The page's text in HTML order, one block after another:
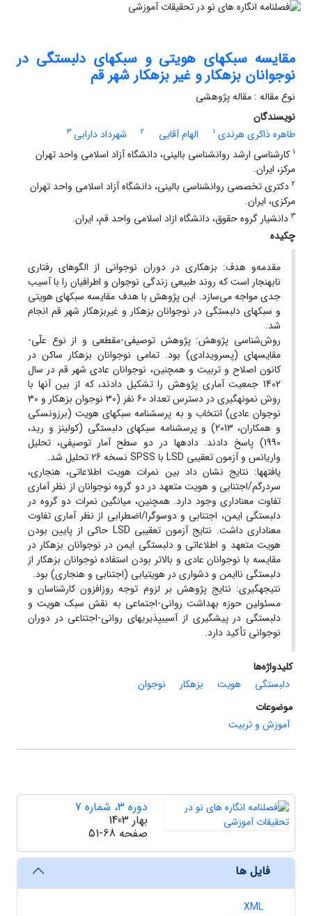
مقایسه سبک‏های هویتی و سبک‏های دلبستگی در
نوجوانان بزهکار و غیر بزهکار شهر قم
نوع مقاله : مقاله پژوهشی
نویسندگان
طاهره ذاکری هرندی 1 الهام آقایی 2 شهرداد دارابی 3
1 کارشناسی ارشد روانشناسی بالینی، دانشگاه آزاد اسلامی واحد تهران
مرکز، ایران.
2 دکتری تخصصی روانشناسی بالینی، دانشگاه آزاد اسلامی واحد تهران
مرکزی، ایران.
3 دانشیار گروه حقوق، دانشگاه ازاد اسلامی واحد قم، ایران.
چکیده
مقدمه‌و هدف: بزهکاری در دوران نوجوانی از الگوهای رفتاری
نابهنجار است که روند طبیعی زندگی نوجوان و اطرافیان را با آسیب
جدی مواجه می‌سازد. این پژوهش با هدف مقایسه سبک‏های هویتی
و سبک‏های دلبستگی در نوجوانان بزهکار و غیربزهکار شهر قم انجام
شد.
روش‌شناسی پژوهش: پژوهش توصیفی-مقطعی و از نوع علّی-
مقایسه‏ای (پس‏رویدادی) بود. تمامی نوجوانان بزهکار ساکن در
کانون اصلاح و تربیت و همچنین، نوجوانان عادی شهر قم در سال
1402 جمعیت آماری پژوهش را تشکیل دادند، که از بین آن‏ها با
روش نمونه‏گیری در دسترس تعداد 60 نفر (30 نوجوان بزهکار و 30
نوجوان عادی) انتخاب و به پرسشنامه سبک‏های هویت (برزونسکی
و همکاران، 2013) و پرسشنامه سبک‏های دلبستگی (کولینز و رید،
1990) پاسخ دادند. داده‏ها در دو سطح آمار توصیفی، تحلیل
واریانس و آزمون تعقیبی LSD با SPSS نسخه 26 تحلیل شد.
یافته‏ها: نتایج نشان داد بین نمرات هویت اطلاعاتی، هنجاری،
سردرگم/اجتنابی و هویت متعهد در دو گروه نوجوانان از نظر آماری
تفاوت معناداری وجود دارد. همچنین، میانگین نمرات دو گروه در
دلبستگی ایمن، اجتنابی و دوسوگرا/اضطرابی از نظر آماری تفاوت
معناداری داشت. نتایج آزمون تعقیبی LSD حاکی از پایین بودن
هویت متعهد و اطلاعاتی و دلبستگی ایمن در نوجوانان بزهکار در
مقایسه با نوجوانان عادی و بالاتر بودن استفاده نوجوانان بزهکار از
دلبستگی ناایمن و دشواری در هویت‏یابی (اجتنابی و هنجاری) بود.
نتیجه‏گیری: نتایج پژوهش بر لزوم توجه روزافزون کارشناسان و
مسئولین حوزه بهداشت روانی-اجتماعی به نقش سبک هویت و
دلبستگی در پیشگیری از آسیب‏پذیری‏های روانی-اجتناعی در دوران
نوجوانی تأکید دارد.
کلیدواژه‌ها
دلبستگی
هویت بزهکار
نوجوان
موضوعات
آموزش و تربیت
دوره 3، شماره 7
بهار 1403
صفحه 51-68
فایل ها
XML